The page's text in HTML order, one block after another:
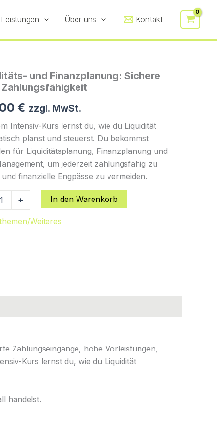
Über uns Kontakt
und Finanzplanung: Sichere
Zahlungsfähigkeit
€ zzgl. MwSt.
Intensiv-Kurs lernst du, wie du Liquidität
planst und steuerst. Du bekommst
für Liquiditätsplanung, Finanzplanung und
um jederzeit zahlungsfähig zu
finanzielle Engpässe zu vermeiden.
+ In den Warenkorb
Weiteres
Zahlungseingänge, hohe Vorleistungen,
Kurs lernst du, wie du Liquidität
handelst.
deine
Zahlungsfähigkeit